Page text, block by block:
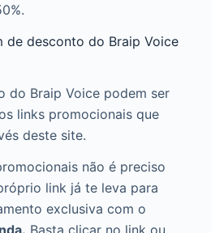
de desconto do Braip Voice
do Braip Voice podem ser
links promocionais que
deste site.
não é preciso
link já te leva para
exclusiva com o